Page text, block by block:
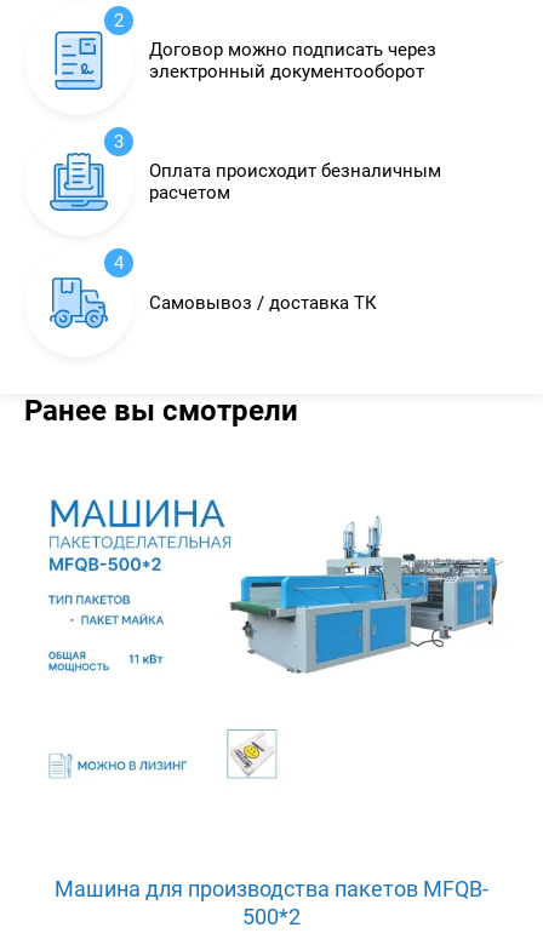
2
Договор можно подписать через
электронный документооборот
3
Оплата происходит безналичным
расчетом
4
Самовывоз / доставка ТК
Ранее вы смотрели
Машина для производства пакетов MFQB-
500*2